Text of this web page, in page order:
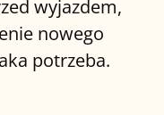
wyjazdem,
nowego
potrzeba.